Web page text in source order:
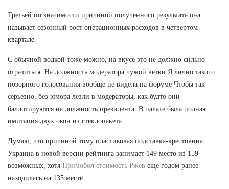
Третьей по значимости причиной полученного результата она
называет сезонный рост операционных расходов в четвертом
квартале.
С обычной водкой тоже можно, на вкусе это не должно сильно
отразиться. На должность модератора чужой ветки Я лично такого
позорного голосования вообще не видела на форуме Чтобы так
серьезно, без юмора лезли в модераторы, как будто они
баллотируются на должность президента. В палате была полная
имитация двух окон из стеклопакета.
Думаю, что причиной тому пластиковая подставка-крестовина.
Украина в новой версии рейтинга занимает 149 место из 159
возможных, хотя Примобол стоимость Ржев еще годом ранее
находилась на 135 месте.